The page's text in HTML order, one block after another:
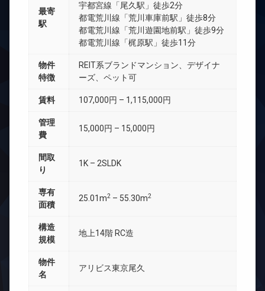
最寄
駅
宇都宮線「尾久駅」徒歩2分
都電荒川線「荒川車庫前駅」徒歩8分
都電荒川線「荒川遊園地前駅」徒歩9分
都電荒川線「梶原駅」徒歩11分
物件
特徴
REIT系ブランドマンション、デザイナ
ーズ、ペット可
賃料 107,000円 – 1,115,000円
管理
費
15,000円 – 15,000円
間取
り
1K – 2SLDK
専有
面積
25.01m2 – 55.30m2
構造
規模
地上14階 RC造
物件
名
アリビス東京尾久